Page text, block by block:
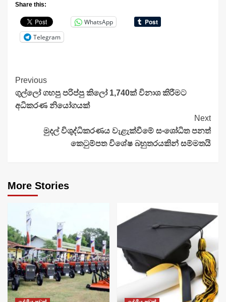
Share this:
WhatsApp
Telegram
Continue
Reading
Previous
ගුල්ලෝ ගහපු පරිප්පු කිලෝ 1,740ක් විනාශ කිරීමට
අධිකරණ නියෝගයක්
Next
මුදල් විශුද්ධිකරණය වැළැක්වීමේ සංශෝධිත පනත්
කෙටුම්පත විශේෂ බහුතරයකින් සම්මතයි
More Stories